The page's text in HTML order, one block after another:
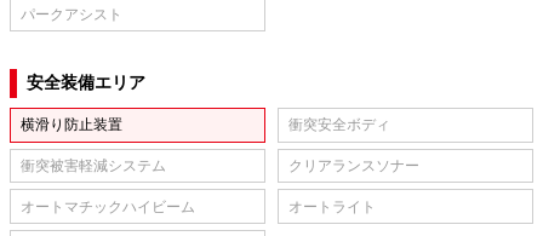
パークアシスト
安全装備エリア
横滑り防止装置 衝突安全ボディ
衝突被害軽減システム クリアランスソナー
オートマチックハイビーム オートライト